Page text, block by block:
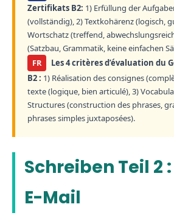
Zertifikats B2: 1) Erfüllung der
(vollständig), 2) Textkohärenz (logisch,
Wortschatz (treffend,
(Satzbau, Grammatik, keine einfachen
FR
Les 4 critères d’évaluation du
B2 : 1) Réalisation des consignes
texte (logique, bien articulé), 3)
Structures (construction des phrases,
phrases simples juxtaposées).
Schreiben Teil 2
E-Mail